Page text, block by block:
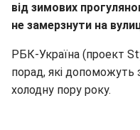
від зимових
не замерзнути на
РБК-Україна (проект
порад, які допоможуть
холодну пору року.